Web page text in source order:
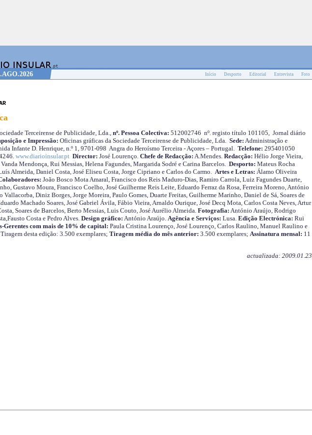
Início Desporto Editorial Entrevista Foto
Terceirense de Publicidade, Lda.,nº. Pessoa Colectiva: 512002746 nº. registo título 101105, Jornal diário
e Impressão: Oficinas gráficas da Sociedade Terceirense de Publicidade, Lda. Sede: Administração e
Infante D. Henrique, n.º 1, 9701-098 Angra do Heroísmo Terceira - Açores – Portugal. Telefone: 295401050
www.diarioinsular.pt Director: José Lourenço. Chefe de Redacção: A.Mendes. Redacção: Hélio Jorge Vieira,
Mendonça, Rui Messias, Helena Fagundes, Margarida Sodré e Carina Barcelos. Desporto: Mateus Rocha
Almeida, Daniel Costa, José Eliseu Costa, Jorge Cipriano e Carlos do Carmo. Artes e Letras: Álamo Oliveira
João Bosco Mota Amaral, Francisco dos Reis Maduro-Dias, Ramiro Carrola, Luiz Fagundes Duarte,
Gustavo Moura, Francisco Coelho, José Guilherme Reis Leite, Eduardo Ferraz da Rosa, Ferreira Moreno, António
Vallacorba, Diniz Borges, Jorge Moreira, Paulo Gomes, Duarte Freitas, Guilherme Marinho, Daniel de Sá, Soares de
Machado Soares, José Gabriel Ávila, Fábio Vieira, Arnaldo Ourique, José Decq Mota, Carlos Costa Neves, Artur
Soares de Barcelos, Berto Messias, Luis Couto, José Aurélio Almeida. Fotografia: António Araújo, Rodrigo
Costa e Pedro Alves.Design gráfico: António Araújo. Agência e Serviços: Lusa. Edição Electrónica: Rui
Gerentes com mais de 10% de capital: Paula Cristina Lourenço, José Lourenço, Carlos Raulino, Manuel Raulino e
desta edição: 3.500 exemplares; Tiragem média do mês anterior: 3.500 exemplares; Assinatura mensal: 11
actualizada: 2009.01.23